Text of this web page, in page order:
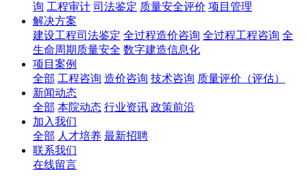
询 工程审计 司法鉴定 质量安全评价 项目管理
解决方案
建设工程司法鉴定 全过程造价咨询 全过程工程咨询 全
生命周期质量安全 数字建造信息化
项目案例
全部 工程咨询 造价咨询 技术咨询 质量评价（评估）
新闻动态
全部 本院动态 行业资讯 政策前沿
加入我们
全部 人才培养 最新招聘
联系我们
在线留言